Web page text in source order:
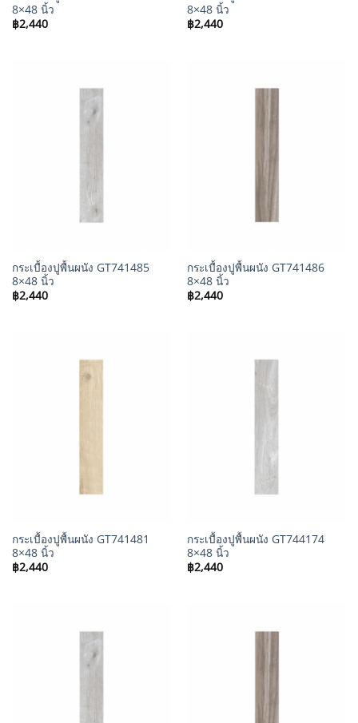
8×48 นิ้ว
฿2,440
8×48 นิ้ว
฿2,440
กระเบื้องปูพื้นผนัง GT741485
8×48 นิ้ว
฿2,440
กระเบื้องปูพื้นผนัง GT741486
8×48 นิ้ว
฿2,440
กระเบื้องปูพื้นผนัง GT741481
8×48 นิ้ว
฿2,440
กระเบื้องปูพื้นผนัง GT744174
8×48 นิ้ว
฿2,440